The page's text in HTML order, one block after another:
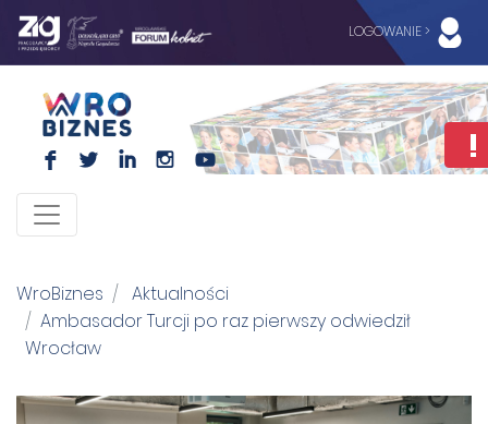
LOGOWANIE >
F L I I
WroBiznes
Aktualności
Ambasador Turcji po raz pierwszy odwiedził
Wrocław